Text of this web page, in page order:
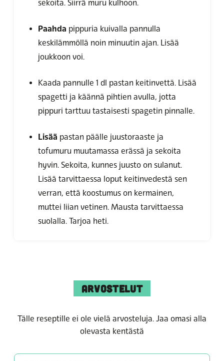
sekoita. Siirrä muru kulhoon.
Paahda pippuria kuivalla pannulla
keskilämmöllä noin minuutin ajan. Lisää
joukkoon voi.
Kaada pannulle 1 dl pastan keitinvettä. Lisää
spagetti ja käännä pihtien avulla, jotta
pippuri tarttuu tastaisesti spagetin pinnalle.
Lisää pastan päälle juustoraaste ja
tofumuru muutamassa erässä ja sekoita
hyvin. Sekoita, kunnes juusto on sulanut.
Lisää tarvittaessa loput keitinvedestä sen
verran, että koostumus on kermainen,
muttei liian vetinen. Mausta tarvittaessa
suolalla. Tarjoa heti.
ARVOSTELUT
Tälle reseptille ei ole vielä arvosteluja. Jaa omasi alla
olevasta kentästä